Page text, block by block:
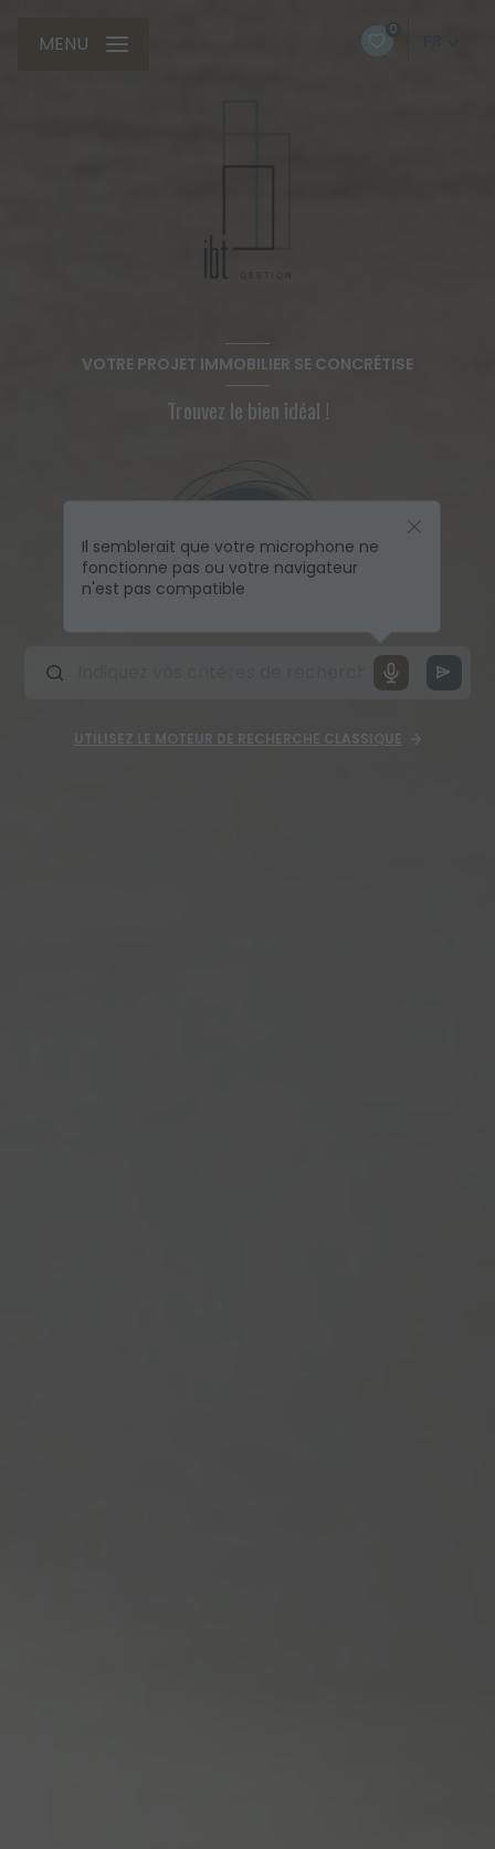
0
MENU
VOTRE PROJET IMMOBILIER SE CONCRÉTISE
Trouvez le bien idéal !
Il semblerait que votre microphone ne
fonctionne pas ou votre navigateur
n'est pas compatible
UTILISEZ LE MOTEUR DE RECHERCHE CLASSIQUE